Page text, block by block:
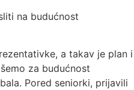
na budućnost
a takav je plan i
za budućnost
Pored seniorki, prijavili